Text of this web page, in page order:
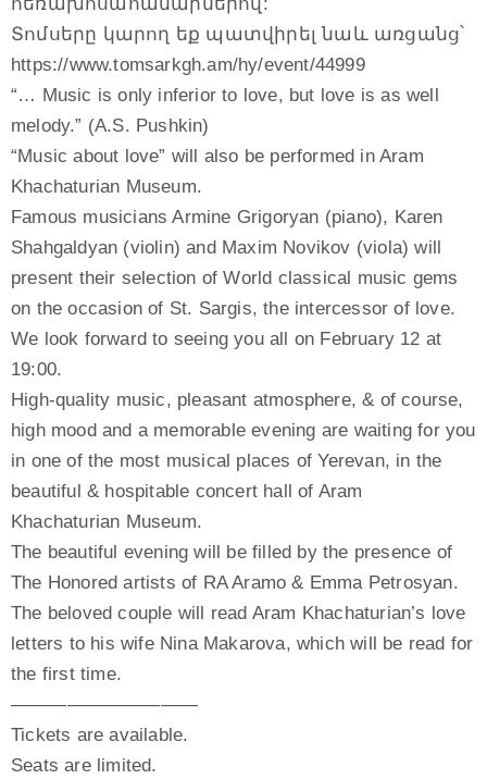
հեռախոսահամարներով:
Տոմսերը կարող եք պատվիրել նաև առցանց՝
https://www.tomsarkgh.am/hy/event/44999
“… Music is only inferior to love, but love is as well
melody.” (A.S. Pushkin)
“Music about love” will also be performed in Aram
Khachaturian Museum.
Famous musicians Armine Grigoryan (piano), Karen
Shahgaldyan (violin) and Maxim Novikov (viola) will
present their selection of World classical music gems
on the occasion of St. Sargis, the intercessor of love.
We look forward to seeing you all on February 12 at
19:00.
High-quality music, pleasant atmosphere, & of course,
high mood and a memorable evening are waiting for you
in one of the most musical places of Yerevan, in the
beautiful & hospitable concert hall of Aram
Khachaturian Museum.
The beautiful evening will be filled by the presence of
The Honored artists of RA Aramo & Emma Petrosyan.
The beloved couple will read Aram Khachaturian’s love
letters to his wife Nina Makarova, which will be read for
the first time.
——————————
Tickets are available.
Seats are limited.